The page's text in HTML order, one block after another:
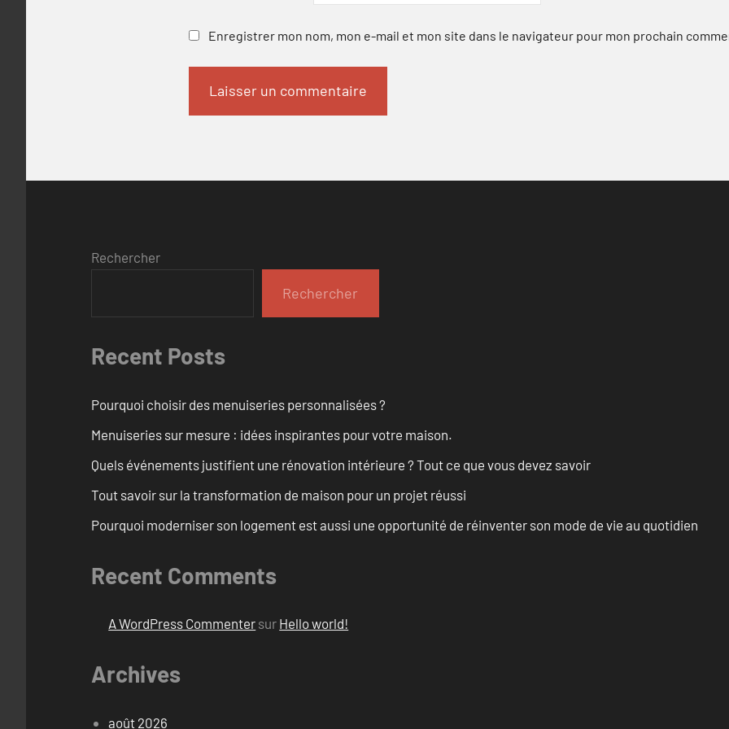
Enregistrer mon nom, mon e-mail et mon site dans le navigateur pour mon prochain
Rechercher
Rechercher
Recent Posts
Pourquoi choisir des menuiseries personnalisées ?
Menuiseries sur mesure : idées inspirantes pour votre maison.
Quels événements justifient une rénovation intérieure ? Tout ce que vous devez savoir
Tout savoir sur la transformation de maison pour un projet réussi
Pourquoi moderniser son logement est aussi une opportunité de réinventer son mode de vie au quotidien
Recent Comments
A WordPress Commenter sur Hello world!
Archives
août 2026